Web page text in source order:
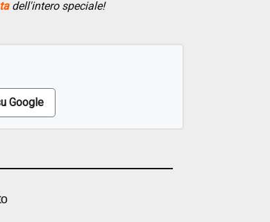
dell'intero speciale!
Google